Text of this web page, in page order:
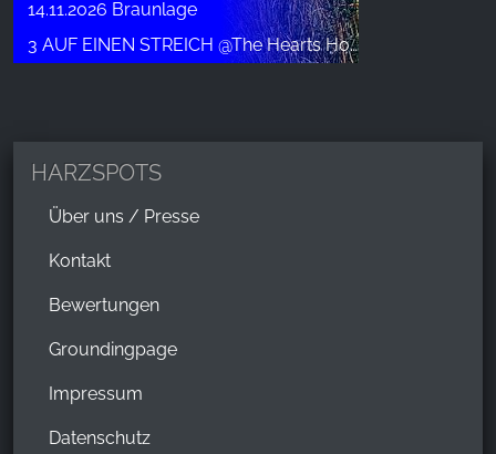
14.11.2026 Braunlage
3 AUF EINEN STREICH @The Hearts Hotel - Nov.
HARZSPOTS
Über uns / Presse
Kontakt
Bewertungen
Groundingpage
Impressum
Datenschutz